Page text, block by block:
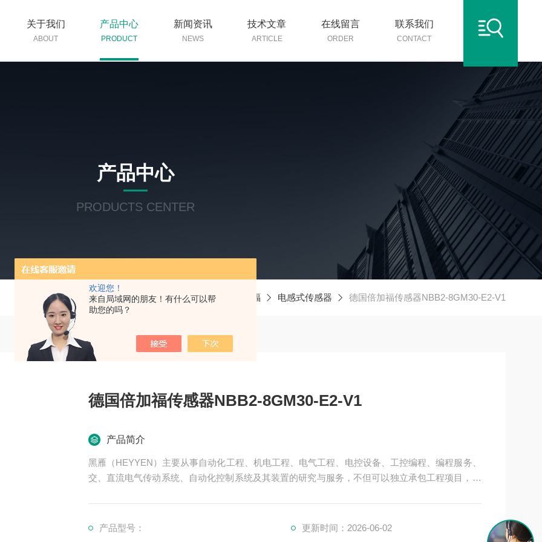
欢迎您！
来自局域网的朋友！有什么可以帮
助您的吗？
关于我们
ABOUT
产品中心
PRODUCT
新闻资讯
NEWS
技术文章
ARTICLE
在线留言
ORDER
联系我们
CONTACT
产品中心
PRODUCTS CENTER
当前位置：首页 产品中心 德国P+F倍加福 电感式传感器 德国倍加福传感器NBB2-8GM30-E2-V1
德国倍加福传感器NBB2-8GM30-E2-V1
产品简介
黑雁（HEYYEN）主要从事自动化工程、机电工程、电气工程、电控设备、工控编程、编程服务、
交、直流电气传动系统、自动化控制系统及其装置的研究与服务，不但可以独立承包工程项目，还
领域。德国倍加福传感器NBB2-8GM30-E2-V1
产品型号： 更新时间：2026-06-02